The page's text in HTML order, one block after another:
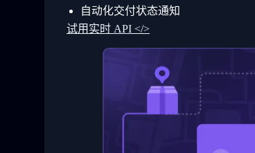
32
33
34
    ]
  }
}
自动化交付状态通知
试用实时 API </>